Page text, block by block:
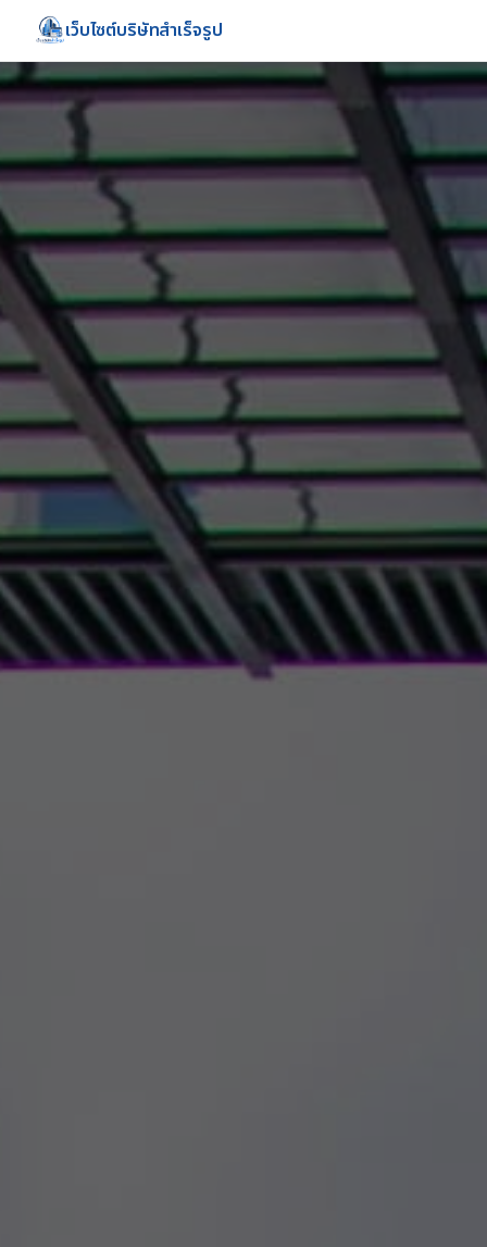
เว็บไซต์บริษัทสำเร็จรูป